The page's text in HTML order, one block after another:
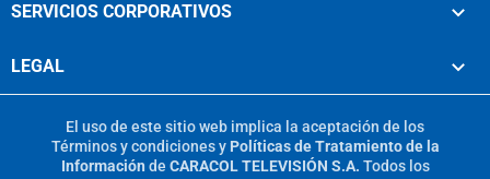
SERVICIOS CORPORATIVOS
LEGAL
El uso de este sitio web implica la aceptación de los
Términos y condicionesy Políticas de Tratamiento de la
Información de CARACOL TELEVISIÓN S.A. Todos los